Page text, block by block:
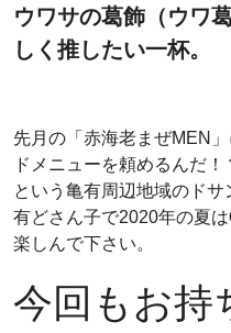
ウワサの葛飾（ウワ
しく推したい一杯。
先月の「赤海老まぜMEN
ドメニューを頼めるんだ！
という亀有周辺地域のド
有どさん子で2020年の夏は
楽しんで下さい。
今回もお持